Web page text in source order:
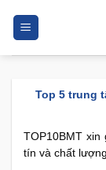
Top 5 trung
TOP10BMT xin
tín và chất